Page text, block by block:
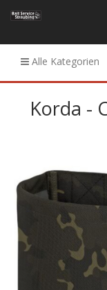
Alle Kategorien
Korda -